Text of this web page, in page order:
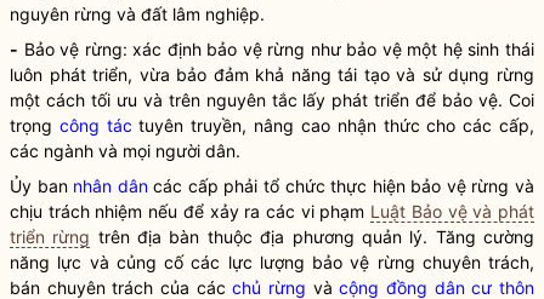
nguyên rừng và đất lâm nghiệp.
- Bảo vệ rừng: xác định bảo vệ rừng như bảo vệ một hệ sinh thái
luôn phát triển, vừa bảo đảm khả năng tái tạo và sử dụng rừng
một cách tối ưu và trên nguyên tắc lấy phát triển để bảo vệ. Coi
trọng công tác tuyên truyền, nâng cao nhận thức cho các cấp,
các ngành và mọi người dân.
Ủy ban nhân dâncác cấp phải tổ chức thực hiện bảo vệ rừng và
chịu trách nhiệm nếu để xảy ra các vi phạm Luật Bảo vệ và phát
triển rừng trênđịa bàn thuộc địa phương quản lý. Tăng cường
năng lực và củng cố các lực lượng bảo vệ rừng chuyên trách,
bán chuyên trách của cácchủ rừng vàcộng đồng dân cư thôn